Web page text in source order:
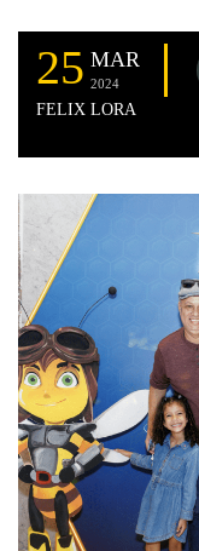
25 MAR
2024
FELIX LORA